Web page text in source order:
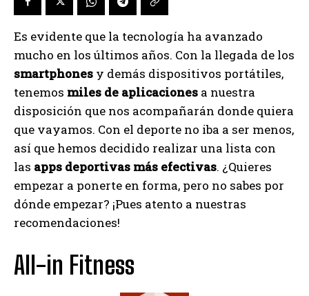
Es evidente que la tecnología ha avanzado
mucho en los últimos años. Con la llegada de los
smartphones y demás dispositivos portátiles,
tenemos miles de aplicaciones a nuestra
disposición que nos acompañarán donde quiera
que vayamos. Con el deporte no iba a ser menos,
así que hemos decidido realizar una lista con
las apps deportivas más efectivas. ¿Quieres
empezar a ponerte en forma, pero no sabes por
dónde empezar? ¡Pues atento a nuestras
recomendaciones!
All-in Fitness